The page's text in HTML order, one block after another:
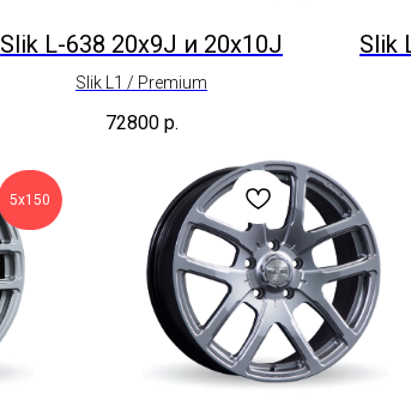
Slik L-638 20x9J и 20x10J
Slik L1 / Premium
72800 р.
Slik
5х150